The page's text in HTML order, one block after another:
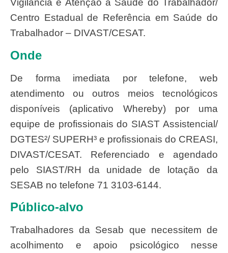
Vigilância e Atenção à Saúde do Trabalhador/
Centro Estadual de Referência em Saúde do
Trabalhador – DIVAST/CESAT.
Onde
De forma imediata por telefone, web
atendimento ou outros meios tecnológicos
disponíveis (aplicativo Whereby) por uma
equipe de profissionais do SIAST Assistencial/
DGTES²/ SUPERH³ e profissionais do CREASI,
DIVAST/CESAT. Referenciado e agendado
pelo SIAST/RH da unidade de lotação da
SESAB no telefone 71 3103-6144.
Público-alvo
Trabalhadores da Sesab que necessitem de
acolhimento e apoio psicológico nesse